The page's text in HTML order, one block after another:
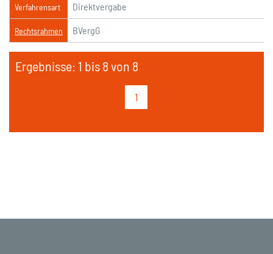
Verfahrensart Direktvergabe
Rechtsrahmen BVergG
Ergebnisse: 1 bis 8 von 8
1